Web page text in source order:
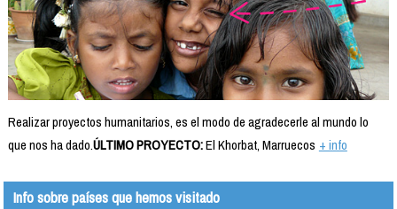
Realizar proyectos humanitarios, es el modo de agradecerle al mundo lo
que nos ha dado.ÚLTIMO PROYECTO:El Khorbat, Marruecos + info
Info sobre países que hemos visitado